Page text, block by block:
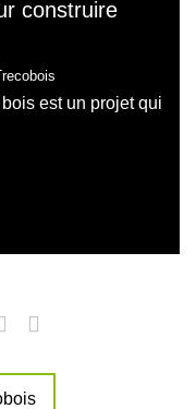
construire
est un projet qui